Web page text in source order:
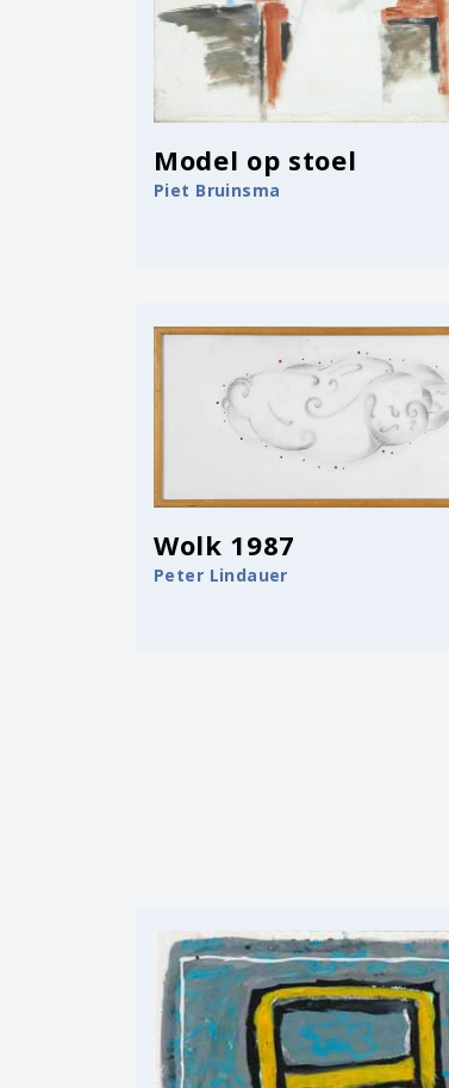
Model op stoel
Piet Bruinsma
Wolk 1987
Peter Lindauer